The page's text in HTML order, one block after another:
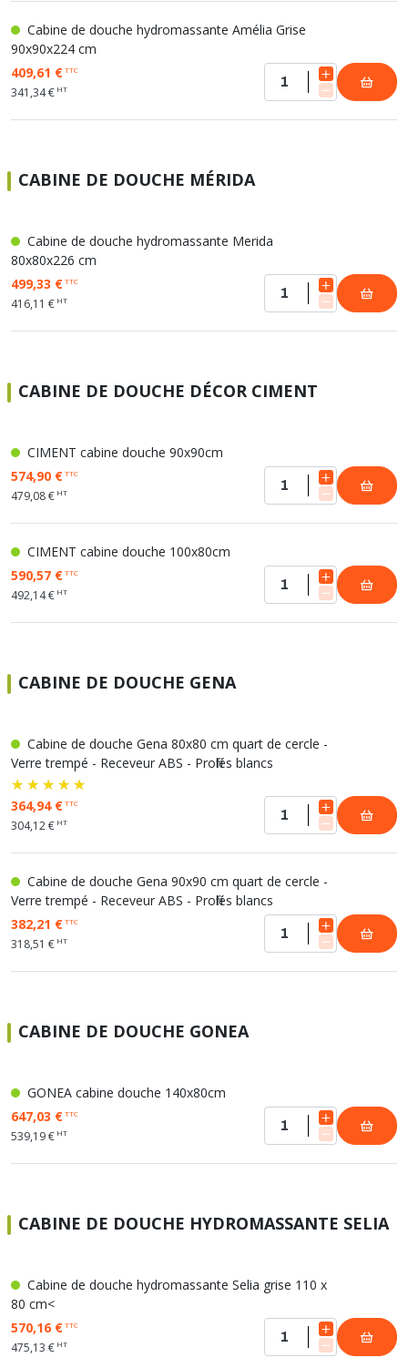
Cabine de douche hydromassante Amélia Grise
90x90x224 cm
409,61 €TTC
341,34 € HT
CABINE DE DOUCHE MÉRIDA
Cabine de douche hydromassante Merida
80x80x226 cm
499,33 €TTC
416,11 € HT
CABINE DE DOUCHE DÉCOR CIMENT
CIMENT cabine douche 90x90cm
574,90 €TTC
479,08 € HT
CIMENT cabine douche 100x80cm
590,57 €TTC
492,14 € HT
CABINE DE DOUCHE GENA
Cabine de douche Gena 80x80 cm quart de cercle -
Verre trempé - Receveur ABS - Profilés blancs
364,94 €TTC
304,12 € HT
Cabine de douche Gena 90x90 cm quart de cercle -
Verre trempé - Receveur ABS - Profilés blancs
382,21 €TTC
318,51 € HT
CABINE DE DOUCHE GONEA
GONEA cabine douche 140x80cm
647,03 €TTC
539,19 € HT
CABINE DE DOUCHE HYDROMASSANTE SELIA
Cabine de douche hydromassante Selia grise 110 x
80 cm<
570,16 €TTC
475,13 € HT